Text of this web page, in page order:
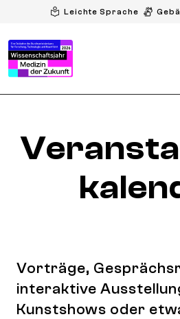
Leichte Sprache
Vorträge,
interaktive
Kunstshows oder